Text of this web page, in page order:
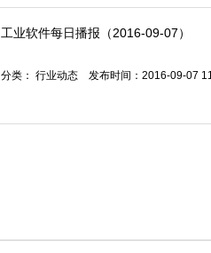
工业软件每日播报（2016-09-07）
分类： 行业动态 发布时间：2016-09-07